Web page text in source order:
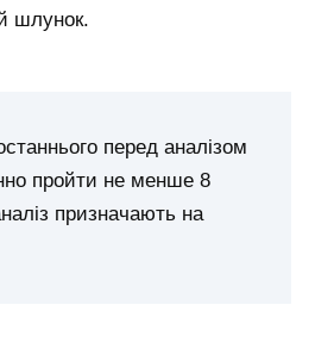
шлунок.
перед аналізом
пройти не менше 8
призначають на